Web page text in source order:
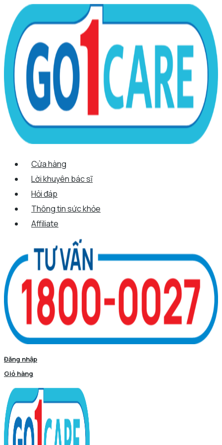
nội
dung
Menu
Cửa hàng
Lời khuyên bác sĩ
Hỏi đáp
Thông tin sức khỏe
Affiliate
Đăng nhập
Giỏ hàng
Tên*
Email*
Trang
web
Scroll
Up